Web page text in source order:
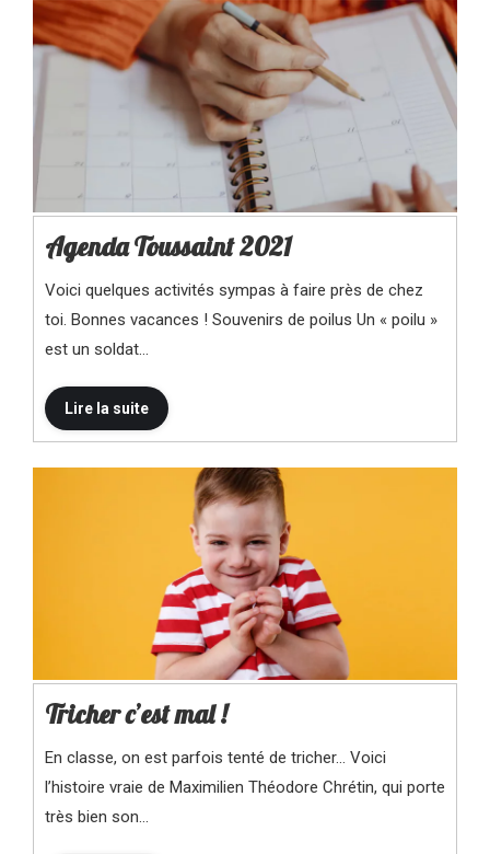
Agenda Toussaint 2021
Voici quelques activités sympas à faire près de chez
toi. Bonnes vacances ! Souvenirs de poilus Un « poilu »
est un soldat…
Tricher c’est mal !
En classe, on est parfois tenté de tricher… Voici
l’histoire vraie de Maximilien Théodore Chrétin, qui porte
très bien son…